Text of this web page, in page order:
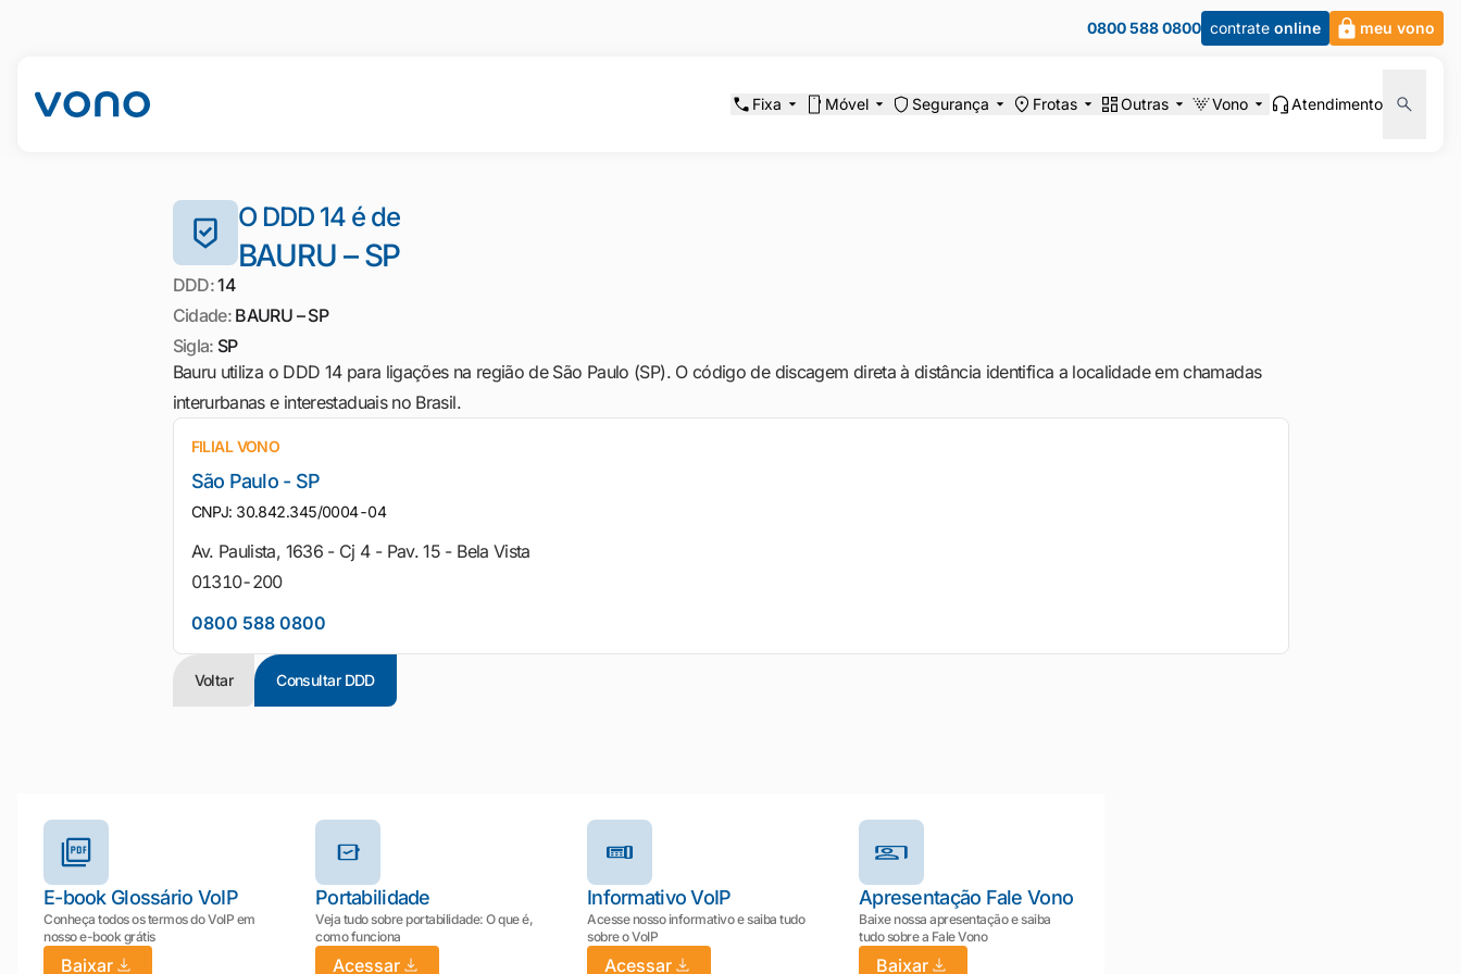
0800 588 0800 contrate online meu vono
Fixa Móvel Segurança Frotas Outras Vono Atendimento
O DDD 14 é de
BAURU – SP
DDD:14
Cidade: BAURU – SP
Sigla: SP
Bauru utiliza o DDD 14 para ligações na região de São Paulo (SP). O código de discagem direta à distância identifica a localidade em chamadas
interurbanas e interestaduais no Brasil.
FILIAL VONO
São Paulo - SP
CNPJ: 30.842.345/0004-04
Av. Paulista, 1636 - Cj 4 - Pav. 15 - Bela Vista
01310-200
0800 588 0800
Voltar Consultar DDD
E-book Glossário VoIP
Conheça todos os termos do VoIP em
nosso e-book grátis
Baixar
Portabilidade
Veja tudo sobre portabilidade: O que é,
como funciona
Acessar
Informativo VoIP
Acesse nosso informativo e saiba tudo
sobre o VoIP
Acessar
Apresentação Fale Vono
Baixe nossa apresentação e saiba
tudo sobre a Fale Vono
Baixar